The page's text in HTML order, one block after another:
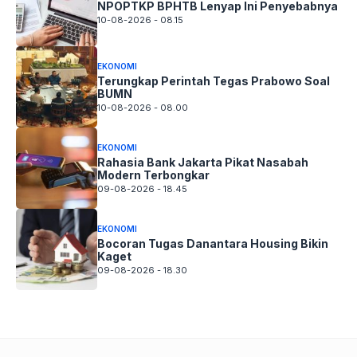
NPOPTKP BPHTB Lenyap Ini Penyebabnya
10-08-2026 - 08.15
EKONOMI
Terungkap Perintah Tegas Prabowo Soal
BUMN
10-08-2026 - 08.00
EKONOMI
Rahasia Bank Jakarta Pikat Nasabah
Modern Terbongkar
09-08-2026 - 18.45
EKONOMI
Bocoran Tugas Danantara Housing Bikin
Kaget
09-08-2026 - 18.30